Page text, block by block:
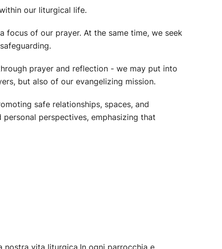
our liturgical life.
focus of our prayer. At the same time, we seek
prayer and reflection - we may put into
but also of our evangelizing mission.
safe relationships, spaces, and
perspectives, emphasizing that